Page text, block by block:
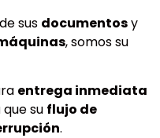
de sus documentosy
, somos su
entrega inmediata
su flujo de
.